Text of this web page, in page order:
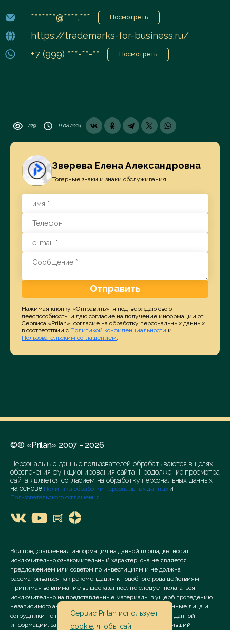
*******@****.*** Посмотреть
https://trademarks-for-business.ru/
+7 (999) ***-**-**
Посмотреть
279 11.08.2024
Зверева Елена Александровна
Товарные знаки и знаки обслуживания
Отправить
Нажимая кнопку «Отправить», я подтверждаю свою
дееспособность, и даю согласие на получение информации от
Сервиса «Prilan», согласие на обработку персональных данных
в соответствии с Политикой конфиденциальности и
Пользовательским соглашением.
©® «Prilan» 2007 - 2026
Персональные данные пользователей обрабатываются в целях
обеспечения функционирования сайта. Продолжение просмотра
сайта является согласием на обработку персональных данных
на основе Политика обработки персональных данных и
Пользовательского соглашения
Вся представленная информация на данной площадке, носит
исключительно ознакомительный характер; она не является
предложением или советом по инвестициям и не должна
рассматриваться как рекомендация к подобного рода действиям.
Принимая во внимание вышесказанное, не следует полагаться
исключительно на представленные материалы в ущерб проведению
независимого анализа. Сервис «Prilan» его аффилированные лица и
сотрудники не несут ответственности за использование данной
информации, за прямой или косвенный ущерб, наступивший
Сервис Prilan использует
cookie , чтобы сайт